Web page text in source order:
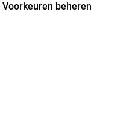
Voorkeuren beheren